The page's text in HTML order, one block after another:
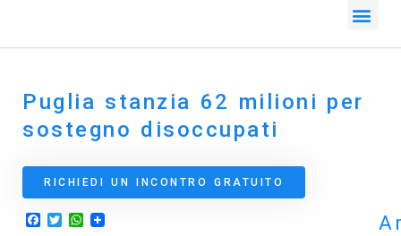
Puglia stanzia 62 milioni per
sostegno disoccupati
RICHIEDI UN INCONTRO GRATUITO
Facebook
TwitterWhatsApp